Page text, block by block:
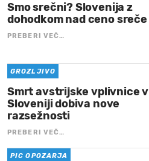
Smo srečni? Slovenija z
dohodkom nad ceno sreče
PREBERI VEČ…
GROZLJIVO
Smrt avstrijske vplivnice v
Sloveniji dobiva nove
razsežnosti
PREBERI VEČ…
PIC OPOZARJA